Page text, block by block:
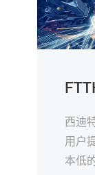
西迪
用户
本低